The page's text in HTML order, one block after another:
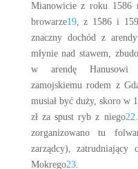
Mianowicie z roku 1586
browarze19, z 1586 i
znaczny dochód z
młynie nad stawem,
w arendę Hanusowi
zamojskiemu rodem z
musiał być duży, skoro w
zł za spust ryb z niego22
zorganizowano tu
zarządcy), zatrudniający
Mokrego23.